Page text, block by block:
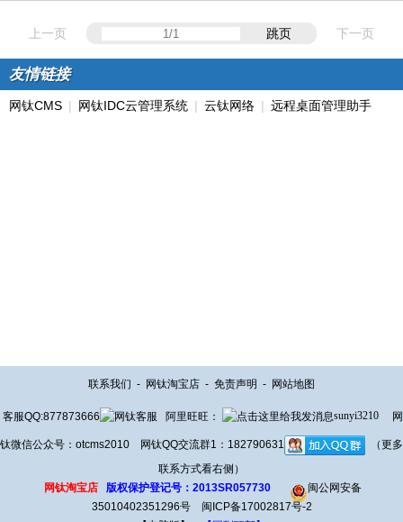
上一页 跳页 下一页
友情链接
网钛CMS | 网钛IDC云管理系统 | 云钛网络 | 远程桌面管理助手
联系我们 - 网钛淘宝店 - 免责声明 - 网站地图
客服QQ:877873666 阿里旺旺： sunyi3210 网
钛微信公众号：otcms2010 网钛QQ交流群1：182790631
（更多
联系方式看右侧）
网钛淘宝店
版权保护登记号：2013SR057730
闽公网安备
35010402351296号
闽ICP备17002817号-2